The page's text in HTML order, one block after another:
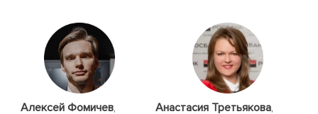
Алексей Фомичев,
Анастасия Третьякова,